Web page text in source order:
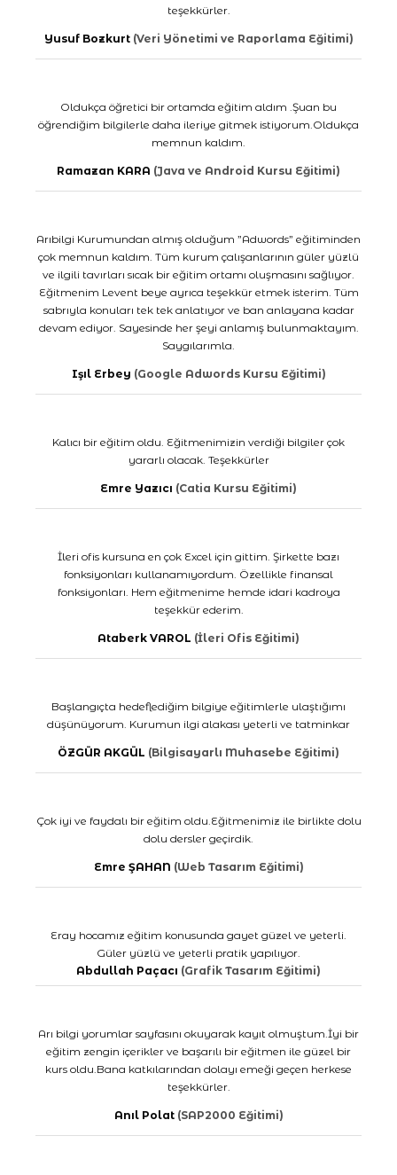
teşekkürler.
Yusuf Bozkurt (Veri Yönetimi ve Raporlama Eğitimi)
Oldukça öğretici bir ortamda eğitim aldım .Şuan bu
öğrendiğim bilgilerle daha ileriye gitmek istiyorum.Oldukça
memnun kaldım.
Ramazan KARA (Java ve Android Kursu Eğitimi)
Arıbilgi Kurumundan almış olduğum ”Adwords” eğitiminden
çok memnun kaldım. Tüm kurum çalışanlarının güler yüzlü
ve ilgili tavırları sıcak bir eğitim ortamı oluşmasını sağlıyor.
Eğitmenim Levent beye ayrıca teşekkür etmek isterim. Tüm
sabrıyla konuları tek tek anlatıyor ve ban anlayana kadar
devam ediyor. Sayesinde her şeyi anlamış bulunmaktayım.
Saygılarımla.
Işıl Erbey (Google Adwords Kursu Eğitimi)
Kalıcı bir eğitim oldu. Eğitmenimizin verdiği bilgiler çok
yararlı olacak. Teşekkürler
Emre Yazıcı (Catia Kursu Eğitimi)
İleri ofis kursuna en çok Excel için gittim. Şirkette bazı
fonksiyonları kullanamıyordum. Özellikle finansal
fonksiyonları. Hem eğitmenime hemde idari kadroya
teşekkür ederim.
Ataberk VAROL (İleri Ofis Eğitimi)
Başlangıçta hedeflediğim bilgiye eğitimlerle ulaştığımı
düşünüyorum. Kurumun ilgi alakası yeterli ve tatminkar
ÖZGÜR AKGÜL (Bilgisayarlı Muhasebe Eğitimi)
Çok iyi ve faydalı bir eğitim oldu.Eğitmenimiz ile birlikte dolu
dolu dersler geçirdik.
Emre ŞAHAN (Web Tasarım Eğitimi)
Eray hocamız eğitim konusunda gayet güzel ve yeterli.
Güler yüzlü ve yeterli pratik yapılıyor.
Abdullah Paçacı (Grafik Tasarım Eğitimi)
Arı bilgi yorumlar sayfasını okuyarak kayıt olmuştum.İyi bir
eğitim zengin içerikler ve başarılı bir eğitmen ile güzel bir
kurs oldu.Bana katkılarından dolayı emeği geçen herkese
teşekkürler.
Anıl Polat (SAP2000 Eğitimi)